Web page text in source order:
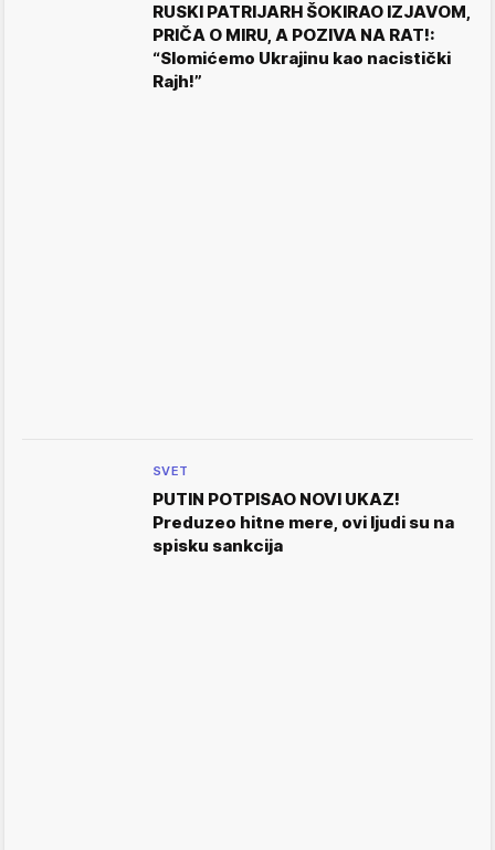
RUSKI PATRIJARH ŠOKIRAO IZJAVOM,
PRIČA O MIRU, A POZIVA NA RAT!:
“Slomićemo Ukrajinu kao nacistički
Rajh!”
SVET
PUTIN POTPISAO NOVI UKAZ!
Preduzeo hitne mere, ovi ljudi su na
spisku sankcija